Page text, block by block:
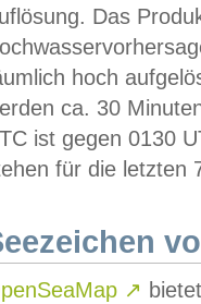
Das
hoch
ca. 30
ist gegen 0130
für die letzten
↗